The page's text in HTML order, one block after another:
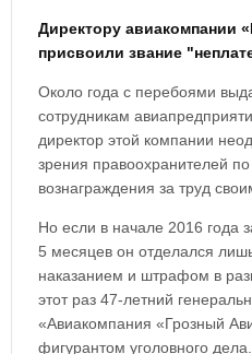
Директору авиакомпании
присвоили звание
Около года с перебоями
сотрудникам
директор этой компании
зрения правоохранителей
вознаграждения за труд
Но если в начале 2016 года
5 месяцев он отделался
наказанием и штрафом в
этот раз 47-летний
«Авиакомпания «Грозный
фигурантом уголовного дела.